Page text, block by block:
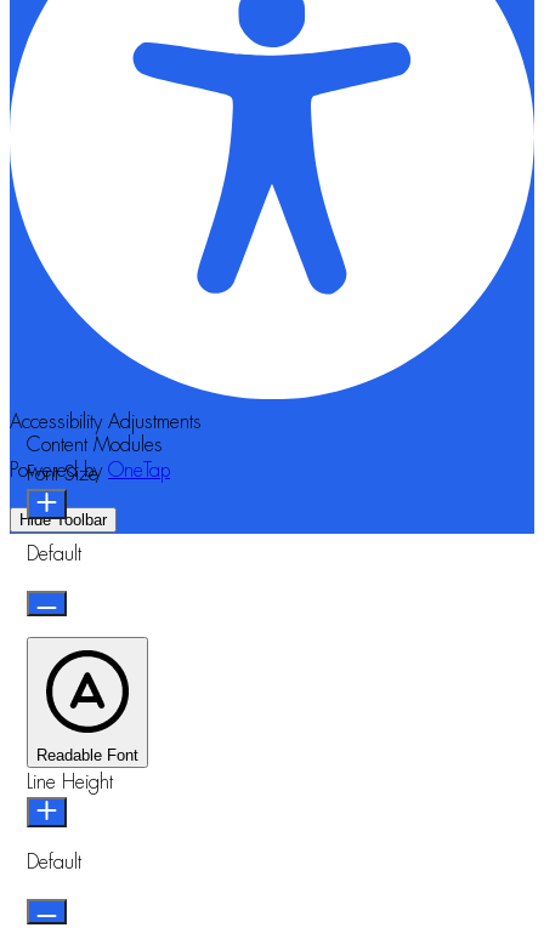
Accessibility Adjustments
Powered by OneTap
Hide Toolbar
Content Modules
Font Size
Default
Readable Font
Line Height
Default